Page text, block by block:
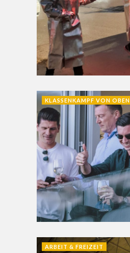
KLASSENKAMPF VON OBEN
ARBEIT & FREIZEIT